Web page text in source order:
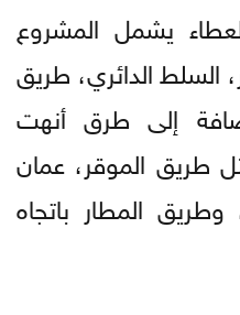
يشمل المشروع
السلط الدائري، طريق
إلى طرق أنهت
طريق الموقر، عمان
المطار باتجاه